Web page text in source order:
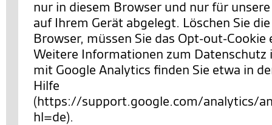
nur in diesem Browser und nur für
auf Ihrem Gerät abgelegt. Löschen Sie
Browser, müssen Sie das Opt-out-Cookie
Weitere Informationen zum Datenschutz
mit Google Analytics finden Sie etwa in
Hilfe
(https://support.google.com/analytics/
hl=de).